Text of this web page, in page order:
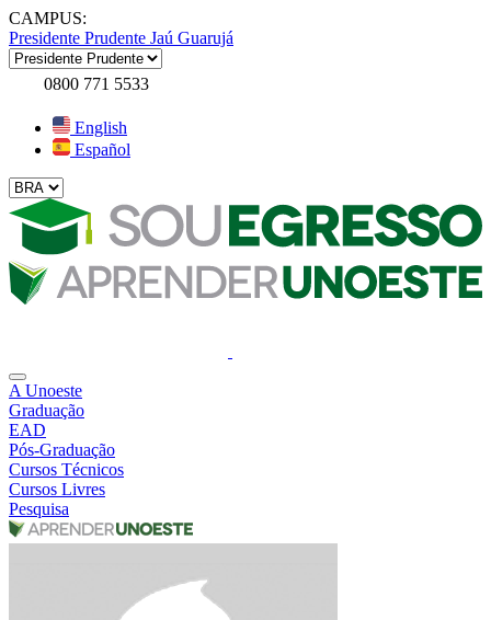
CAMPUS:
Presidente Prudente Jaú Guarujá
0800 771 5533
English
Español
A Unoeste
Graduação
EAD
Pós-Graduação
Cursos Técnicos
Cursos Livres
Pesquisa